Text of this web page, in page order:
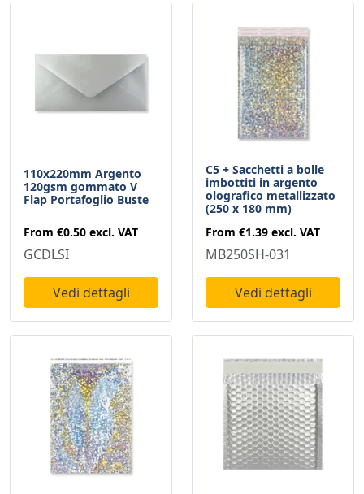
110x220mm Argento
120gsm gommato V
Flap Portafoglio Buste
From €0.50 excl. VAT
GCDLSI
Vedi dettagli
C5 + Sacchetti a bolle
imbottiti in argento
olografico metallizzato
(250 x 180 mm)
From €1.39 excl. VAT
MB250SH-031
Vedi dettagli